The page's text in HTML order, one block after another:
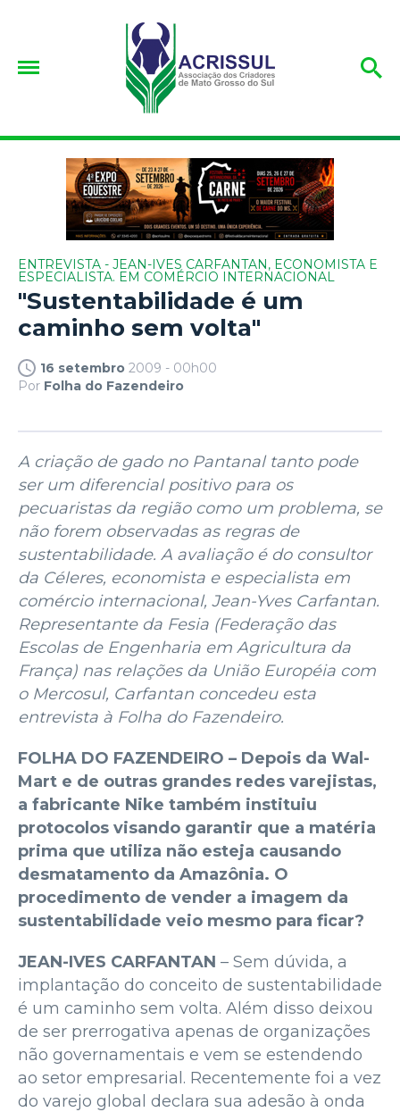
ENTREVISTA - JEAN-IVES CARFANTAN, ECONOMISTA E
ESPECIALISTA. EM COMÉRCIO INTERNACIONAL
"Sustentabilidade é um
caminho sem volta"
16 setembro 2009 - 00h00
Por Folha do Fazendeiro
A criação de gado no Pantanal tanto pode
ser um diferencial positivo para os
pecuaristas da região como um problema, se
não forem observadas as regras de
sustentabilidade. A avaliação é do consultor
da Céleres, economista e especialista em
comércio internacional, Jean-Yves Carfantan.
Representante da Fesia (Federação das
Escolas de Engenharia em Agricultura da
França) nas relações da União Européia com
o Mercosul, Carfantan concedeu esta
entrevista à Folha do Fazendeiro.
FOLHA DO FAZENDEIRO – Depois da Wal-
Mart e de outras grandes redes varejistas,
a fabricante Nike também instituiu
protocolos visando garantir que a matéria
prima que utiliza não esteja causando
desmatamento da Amazônia. O
procedimento de vender a imagem da
sustentabilidade veio mesmo para ficar?
JEAN-IVES CARFANTAN – Sem dúvida, a
implantação do conceito de sustentabilidade
é um caminho sem volta. Além disso deixou
de ser prerrogativa apenas de organizações
não governamentais e vem se estendendo
ao setor empresarial. Recentemente foi a vez
do varejo global declara sua adesão à onda